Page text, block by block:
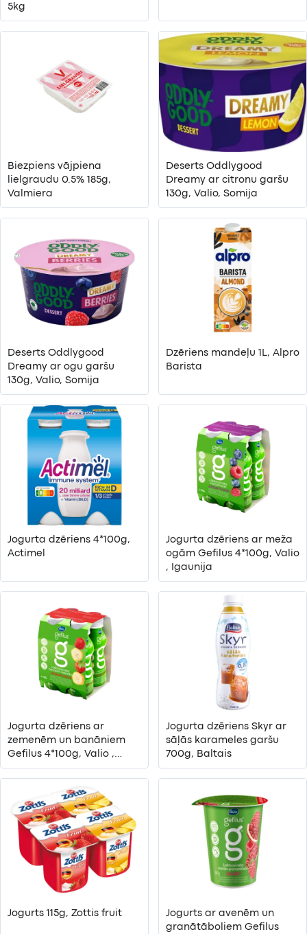
5kg
Biezpiens vājpiena
lielgraudu 0.5% 185g,
Valmiera
Deserts Oddlygood
Dreamy ar citronu garšu
130g, Valio, Somija
Deserts Oddlygood
Dreamy ar ogu garšu
130g, Valio, Somija
Dzēriens mandeļu 1L, Alpro
Barista
Jogurta dzēriens 4*100g,
Actimel
Jogurta dzēriens ar meža
ogām Gefilus 4*100g, Valio
, Igaunija
Jogurta dzēriens ar
zemenēm un banāniem
Gefilus 4*100g, Valio ,
Igaunija
Jogurta dzēriens Skyr ar
sāļās karameles garšu
700g, Baltais
Jogurts 115g, Zottis fruit
Jogurts ar avenēm un
granātāboliem Gefilus